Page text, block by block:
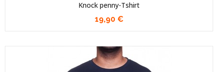
Knock penny-Tshirt
19,90 €